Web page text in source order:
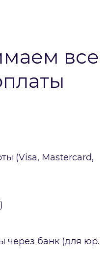
все
(Visa, Mastercard,
через банк (для юр.